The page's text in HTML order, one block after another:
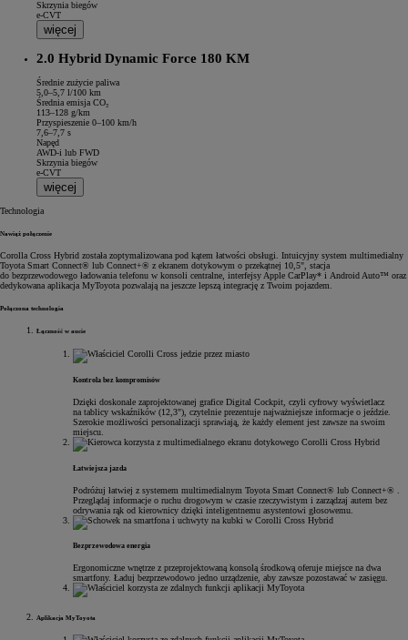
Skrzynia biegów
e-CVT
więcej
2.0 Hybrid Dynamic Force 180 KM
Średnie zużycie paliwa
5,0–5,7 l/100 km
Średnia emisja CO₂
113–128 g/km
Przyspieszenie 0–100 km/h
7,6–7,7 s
Napęd
AWD-i lub FWD
Skrzynia biegów
e-CVT
więcej
Technologia
Nawiąż połączenie
Corolla Cross Hybrid została zoptymalizowana pod kątem łatwości obsługi. Intuicyjny system multimedialny
Toyota Smart Connect® lub Connect+® z ekranem dotykowym o przekątnej 10,5", stacja
do bezprzewodowego ładowania telefonu w konsoli centralne, interfejsy Apple CarPlay* i Android Auto™ oraz
dedykowana aplikacja MyToyota pozwalają na jeszcze lepszą integrację z Twoim pojazdem.
Połączona technologia
Łączność w aucie
Kontrola bez kompromisów
Dzięki doskonale zaprojektowanej grafice Digital Cockpit, czyli cyfrowy wyświetlacz
na tablicy wskaźników (12,3"), czytelnie prezentuje najważniejsze informacje o jeździe.
Szerokie możliwości personalizacji sprawiają, że każdy element jest zawsze na swoim
miejscu.
Łatwiejsza jazda
Podróżuj łatwiej z systemem multimedialnym Toyota Smart Connect® lub Connect+® .
Przeglądaj informacje o ruchu drogowym w czasie rzeczywistym i zarządzaj autem bez
odrywania rąk od kierownicy dzięki inteligentnemu asystentowi głosowemu.
Bezprzewodowa energia
Ergonomiczne wnętrze z przeprojektowaną konsolą środkową oferuje miejsce na dwa
smartfony. Ładuj bezprzewodowo jedno urządzenie, aby zawsze pozostawać w zasięgu.
Aplikacja MyToyota